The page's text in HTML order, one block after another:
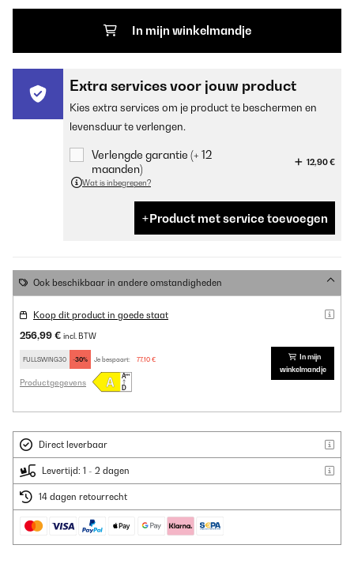
In mijn winkelmandje
Extra services voor jouw product
Kies extra services om je product te beschermen en
levensduur te verlengen.
Verlengde garantie (+ 12
maanden)
12,90 €
Wat is inbegrepen?
Product met service toevoegen
Ook beschikbaar in andere omstandigheden
Koop dit product in goede staat
256,99 € incl. BTW
FULLSWING30 -30% Je bespaart: 77,10 €
Productgegevens
In mijn
winkelmandje
Direct leverbaar
Levertijd: 1 - 2 dagen
14 dagen retourrecht